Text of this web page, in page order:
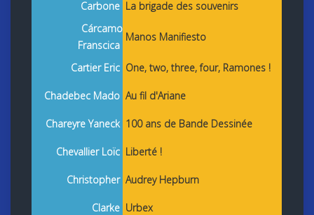
Carbone La brigade des souvenirs
Cárcamo
Franscica
Manos Manifiesto
Cartier Eric One, two, three, four, Ramones !
Chadebec Mado Au fil d'Ariane
Chareyre Yaneck 100 ans de Bande Dessinée
Chevallier Loïc Liberté !
Christopher Audrey Hepburn
Clarke Urbex